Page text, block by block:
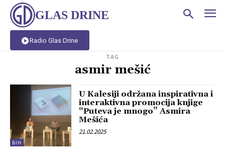
GLAS DRINE
Radio Glas Drine
TAG
asmir mešić
BIH
U Kalesiji održana inspirativna i
interaktivna promocija knjige
“Puteva je mnogo” Asmira
Mešića
21.02.2025